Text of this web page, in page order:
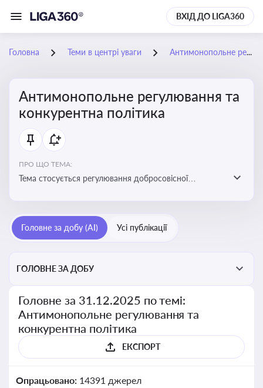
ВХІД ДО LIGA360
Головна Теми в центрі уваги Антимонопольне регулювання та конкурентна політика
Антимонопольне регулювання та
конкурентна політика
ПРО ЩО ТЕМА:
Тема стосується регулювання добросовісної
забезпечення рівних умов для суб’єктів
господарювання
Головне за добу (AI) Усі публікації
ГОЛОВНЕ ЗА ДОБУ
Головне за 31.12.2025 по темі:
Антимонопольне регулювання та
конкурентна політика
ЕКСПОРТ
Опрацьовано: 14391 джерел